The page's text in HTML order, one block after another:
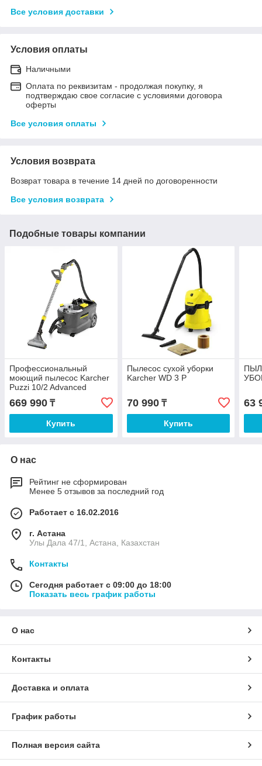
Все условия доставки
Условия оплаты
Наличными
Оплата по реквизитам - продолжая покупку, я
подтверждаю свое согласие с условиями договора
оферты
Все условия оплаты
Условия возврата
Возврат товара в течение 14 дней по договоренности
Все условия возврата
Подобные товары компании
Профессиональный
моющий пылесос Karcher
Puzzi 10/2 Advanced
669 990 ₸
Купить
Пылесос сухой уборки
Karcher WD 3 P
70 990₸
Купить
63
О нас
Рейтинг не сформирован
Менее 5 отзывов за последний год
Работает с 16.02.2016
г. Астана
Улы Дала 47/1, Астана, Казахстан
Контакты
Сегодня работает с 09:00 до 18:00
Показать весь график работы
О нас
Контакты
Доставка и оплата
График работы
Полная версия сайта